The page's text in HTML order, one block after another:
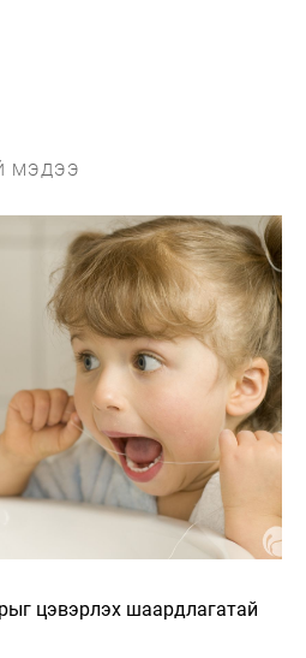
МЭДЭЭ
цэвэрлэх шаардлагатай